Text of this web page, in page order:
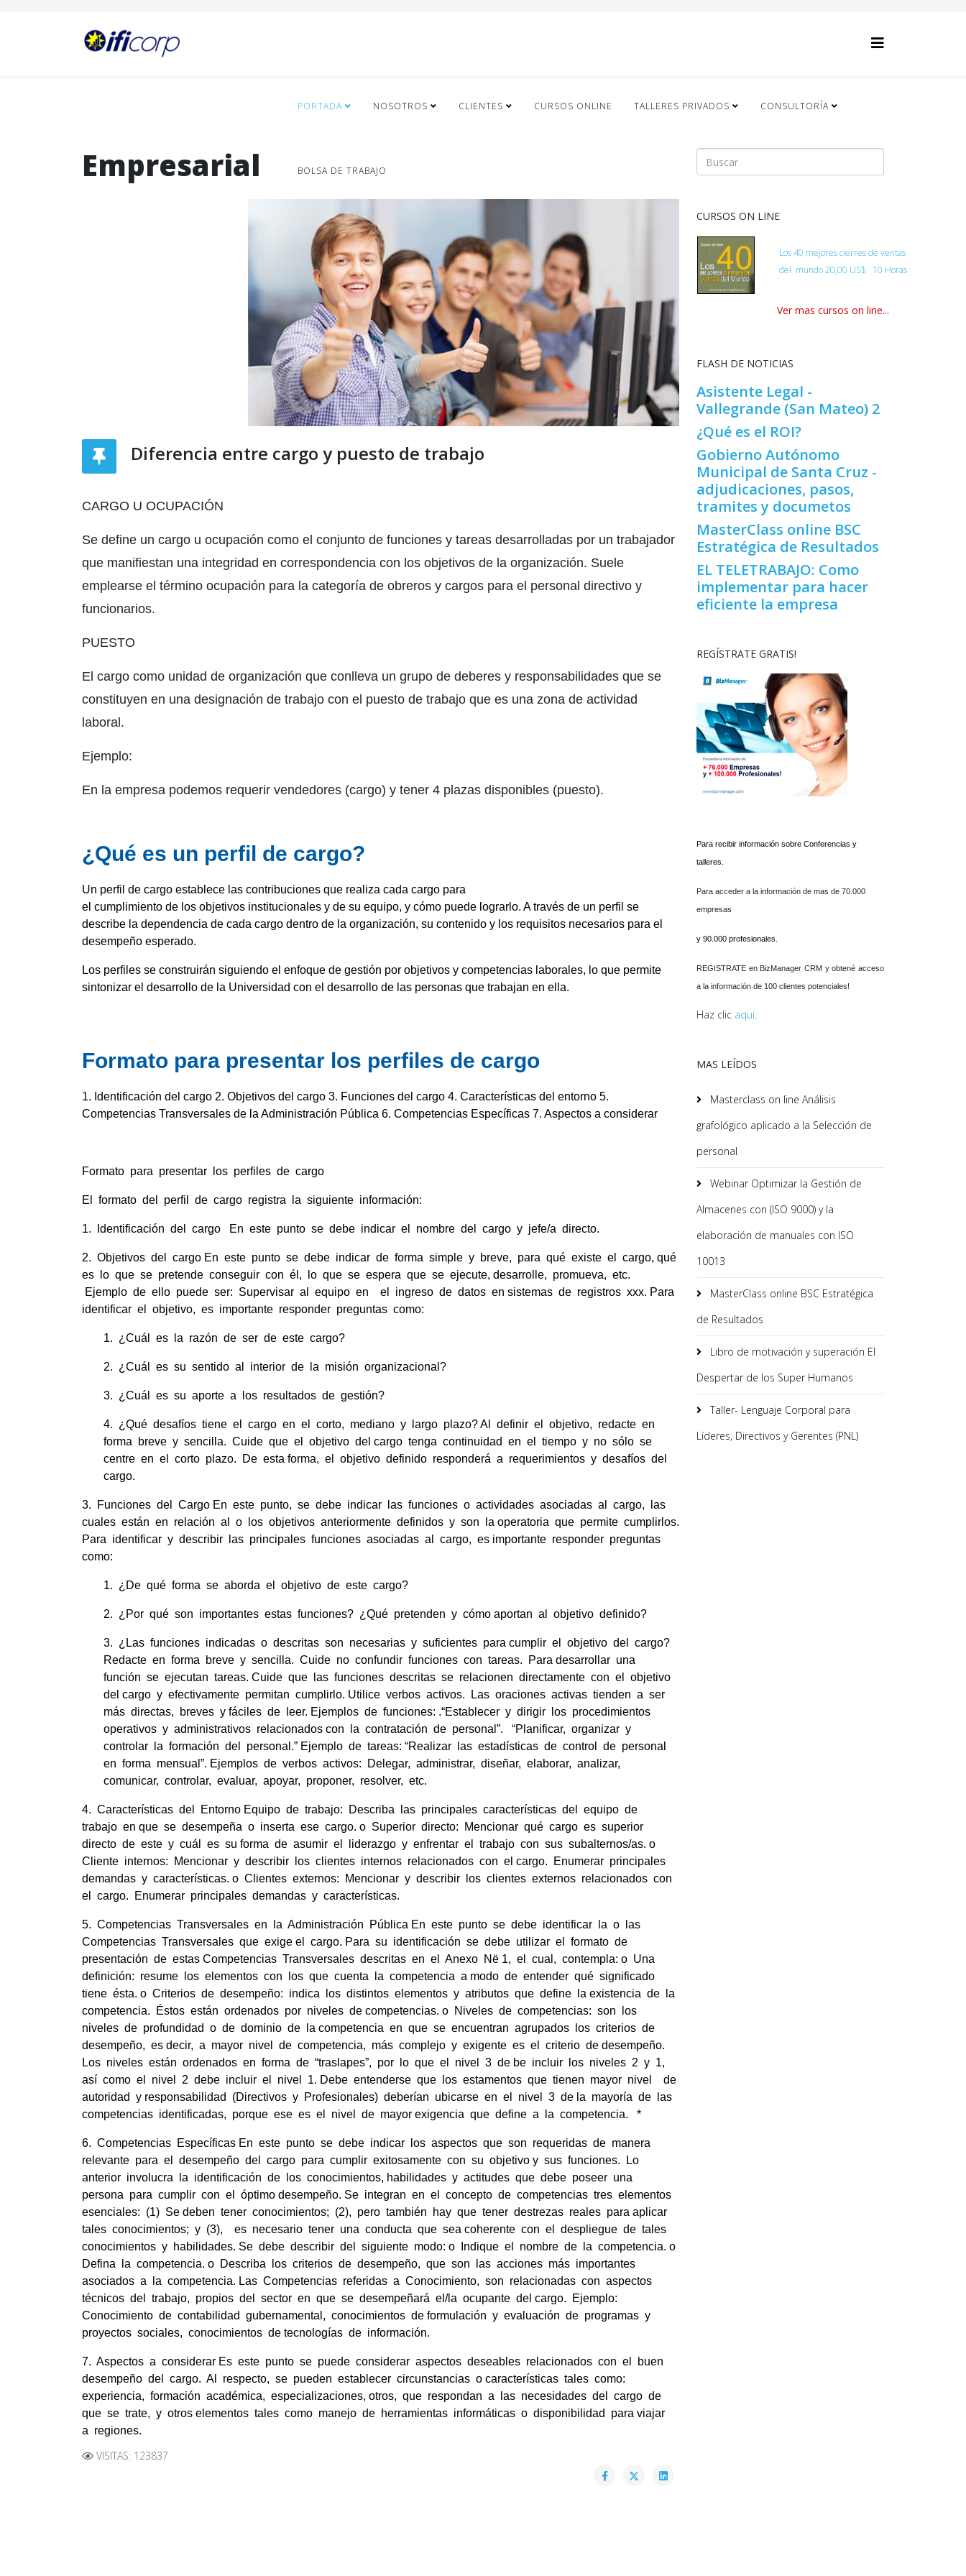
PORTADA NOSOTROS CLIENTES CURSOS ONLINE TALLERES PRIVADOS CONSULTORÍA
BOLSA DE TRABAJO
Empresarial
Diferencia entre cargo y puesto de trabajo
CARGO U OCUPACIÓN
Se define un cargo u ocupación como el conjunto de funciones y tareas desarrolladas por un trabajador
que manifiestan una integridad en correspondencia con los objetivos de la organización. Suele
emplearse el término ocupación para la categoría de obreros y cargos para el personal directivo y
funcionarios.
PUESTO
El cargo como unidad de organización que conlleva un grupo de deberes y responsabilidades que se
constituyen en una designación de trabajo con el puesto de trabajo que es una zona de actividad
laboral.
Ejemplo:
En la empresa podemos requerir vendedores (cargo) y tener 4 plazas disponibles (puesto).
¿Qué es un perfil de cargo?
Un perfil de cargo establece las contribuciones que realiza cada cargo para
el cumplimiento de los objetivos institucionales y de su equipo, y cómo puede lograrlo. A través de un perfil se
describe la dependencia de cada cargo dentro de la organización, su contenido y los requisitos necesarios para el
desempeño esperado.
Los perfiles se construirán siguiendo el enfoque de gestión por objetivos y competencias laborales, lo que permite
sintonizar el desarrollo de la Universidad con el desarrollo de las personas que trabajan en ella.
Formato para presentar los perfiles de cargo
1. Identificación del cargo 2. Objetivos del cargo 3. Funciones del cargo 4. Características del entorno 5.
Competencias Transversales de la Administración Pública 6. Competencias Específicas 7. Aspectos a considerar
Formato para presentar los perfiles de cargo
El formato del perfil de cargo registra la siguiente información:
1. Identificación del cargo En este punto se debe indicar el nombre del cargo y jefe/a directo.
2. Objetivos del cargo En este punto se debe indicar de forma simple y breve, para qué existe el cargo, qué
es lo que se pretende conseguir con él, lo que se espera que se ejecute, desarrolle, promueva, etc.
Ejemplo de ello puede ser: Supervisar al equipo en el ingreso de datos en sistemas de registros xxx. Para
identificar el objetivo, es importante responder preguntas como:
1. ¿Cuál es la razón de ser de este cargo?
2. ¿Cuál es su sentido al interior de la misión organizacional?
3. ¿Cuál es su aporte a los resultados de gestión?
4. ¿Qué desafíos tiene el cargo en el corto, mediano y largo plazo? Al definir el objetivo, redacte en
forma breve y sencilla. Cuide que el objetivo del cargo tenga continuidad en el tiempo y no sólo se
centre en el corto plazo. De esta forma, el objetivo definido responderá a requerimientos y desafíos del
cargo.
3. Funciones del Cargo En este punto, se debe indicar las funciones o actividades asociadas al cargo, las
cuales están en relación al o los objetivos anteriormente definidos y son la operatoria que permite cumplirlos.
Para identificar y describir las principales funciones asociadas al cargo, es importante responder preguntas
como:
1. ¿De qué forma se aborda el objetivo de este cargo?
2. ¿Por qué son importantes estas funciones? ¿Qué pretenden y cómo aportan al objetivo definido?
3. ¿Las funciones indicadas o descritas son necesarias y suficientes para cumplir el objetivo del cargo?
Redacte en forma breve y sencilla. Cuide no confundir funciones con tareas. Para desarrollar una
función se ejecutan tareas. Cuide que las funciones descritas se relacionen directamente con el objetivo
del cargo y efectivamente permitan cumplirlo. Utilice verbos activos. Las oraciones activas tienden a ser
más directas, breves y fáciles de leer. Ejemplos de funciones: .“Establecer y dirigir los procedimientos
operativos y administrativos relacionados con la contratación de personal”. “Planificar, organizar y
controlar la formación del personal.” Ejemplo de tareas: “Realizar las estadísticas de control de personal
en forma mensual”. Ejemplos de verbos activos: Delegar, administrar, diseñar, elaborar, analizar,
comunicar, controlar, evaluar, apoyar, proponer, resolver, etc.
4. Características del Entorno Equipo de trabajo: Describa las principales características del equipo de
trabajo en que se desempeña o inserta ese cargo. o Superior directo: Mencionar qué cargo es superior
directo de este y cuál es su forma de asumir el liderazgo y enfrentar el trabajo con sus subalternos/as. o
Cliente internos: Mencionar y describir los clientes internos relacionados con el cargo. Enumerar principales
demandas y características. o Clientes externos: Mencionar y describir los clientes externos relacionados con
el cargo. Enumerar principales demandas y características.
5. Competencias Transversales en la Administración Pública En este punto se debe identificar la o las
Competencias Transversales que exige el cargo. Para su identificación se debe utilizar el formato de
presentación de estas Competencias Transversales descritas en el Anexo Në 1, el cual, contempla: o Una
definición: resume los elementos con los que cuenta la competencia a modo de entender qué significado
tiene ésta. o Criterios de desempeño: indica los distintos elementos y atributos que define la existencia de la
competencia. Éstos están ordenados por niveles de competencias. o Niveles de competencias: son los
niveles de profundidad o de dominio de la competencia en que se encuentran agrupados los criterios de
desempeño, es decir, a mayor nivel de competencia, más complejo y exigente es el criterio de desempeño.
Los niveles están ordenados en forma de “traslapes”, por lo que el nivel 3 de be incluir los niveles 2 y 1,
así como el nivel 2 debe incluir el nivel 1. Debe entenderse que los estamentos que tienen mayor nivel de
autoridad y responsabilidad (Directivos y Profesionales) deberían ubicarse en el nivel 3 de la mayoría de las
competencias identificadas, porque ese es el nivel de mayor exigencia que define a la competencia. *
6. Competencias Específicas En este punto se debe indicar los aspectos que son requeridas de manera
relevante para el desempeño del cargo para cumplir exitosamente con su objetivo y sus funciones. Lo
anterior involucra la identificación de los conocimientos, habilidades y actitudes que debe poseer una
persona para cumplir con el óptimo desempeño. Se integran en el concepto de competencias tres elementos
esenciales: (1) Se deben tener conocimientos; (2), pero también hay que tener destrezas reales para aplicar
tales conocimientos; y (3), es necesario tener una conducta que sea coherente con el despliegue de tales
conocimientos y habilidades. Se debe describir del siguiente modo: o Indique el nombre de la competencia. o
Defina la competencia. o Describa los criterios de desempeño, que son las acciones más importantes
asociados a la competencia. Las Competencias referidas a Conocimiento, son relacionadas con aspectos
técnicos del trabajo, propios del sector en que se desempeñará el/la ocupante del cargo. Ejemplo:
Conocimiento de contabilidad gubernamental, conocimientos de formulación y evaluación de programas y
proyectos sociales, conocimientos de tecnologías de información.
7. Aspectos a considerar Es este punto se puede considerar aspectos deseables relacionados con el buen
desempeño del cargo. Al respecto, se pueden establecer circunstancias o características tales como:
experiencia, formación académica, especializaciones, otros, que respondan a las necesidades del cargo de
que se trate, y otros elementos tales como manejo de herramientas informáticas o disponibilidad para viajar
a regiones.
VISITAS: 123837
CURSOS ON LINE
Los 40 mejores cierres de ventas
del mundo20,00 US$ 10 Horas
Ver mas cursos on line...
FLASH DE NOTICIAS
Asistente Legal -
Vallegrande (San Mateo) 2
¿Qué es el ROI?
Gobierno Autónomo
Municipal de Santa Cruz -
adjudicaciones, pasos,
tramites y documetos
MasterClass online BSC
Estratégica de Resultados
EL TELETRABAJO: Como
implementar para hacer
eficiente la empresa
REGÍSTRATE GRATIS!
Para recibir información sobre Conferencias y
talleres.
Para acceder a la información de mas de 70.000
empresas
y 90.000 profesionales.
REGISTRATE en BizManager CRM y obtené acceso
a la información de 100 clientes potenciales!
Haz clic aquí.
MAS LEÍDOS
Masterclass on line Análisis
grafológico aplicado a la Selección de
personal
Webinar Optimizar la Gestión de
Almacenes con (ISO 9000) y la
elaboración de manuales con ISO
10013
MasterClass online BSC Estratégica
de Resultados
Libro de motivación y superación El
Despertar de los Super Humanos
Taller- Lenguaje Corporal para
Líderes, Directivos y Gerentes (PNL)